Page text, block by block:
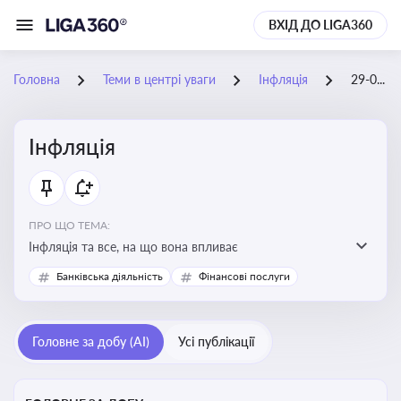
ВХІД ДО LIGA360
Головна Теми в центрі уваги Інфляція 29-08-2025
Інфляція
ПРО ЩО ТЕМА:
Інфляція та все, на що вона впливає
Банківська діяльність Фінансові послуги
Головне за добу (AI) Усі публікації